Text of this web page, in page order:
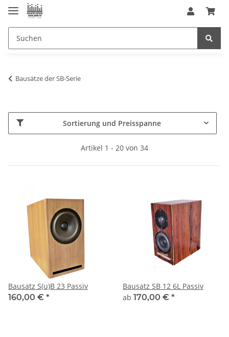
Bausätze der SB-Serie
Sortierung und Preisspanne
Artikel 1 - 20 von 34
Bausatz S(u)B 23 Passiv
160,00 € *
Bausatz SB 12 6L Passiv
ab 170,00 € *